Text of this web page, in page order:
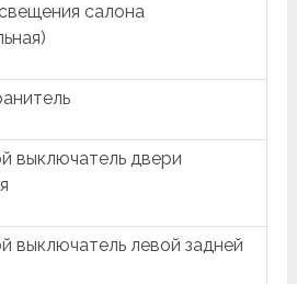
салона
выключатель двери
выключатель левой задней